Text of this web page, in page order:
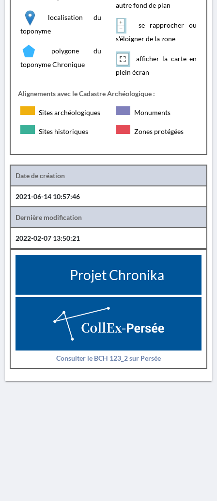
localisation du
toponyme
polygone du
toponyme Chronique
autre fond de plan
se rapprocher ou
s'éloigner de la zone
afficher la carte en
plein écran
Alignements avec le Cadastre Archéologique :
Sites archéologiques Monuments
Sites historiques Zones protégées
Date de création
2021-06-14 10:57:46
Dernière modification
2022-02-07 13:50:21
Projet Chronika
Consulter le BCH 123_2 sur Persée